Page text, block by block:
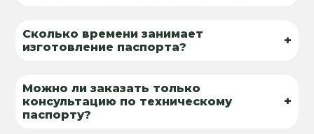
Сколько времени занимает
изготовление паспорта?
+
Можно ли заказать только
консультацию по техническому
паспорту?
+